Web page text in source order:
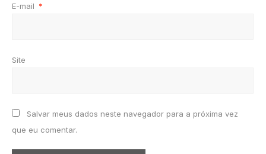
E-mail *
Site
Salvar meus dados neste navegador para a próxima vez
que eu comentar.